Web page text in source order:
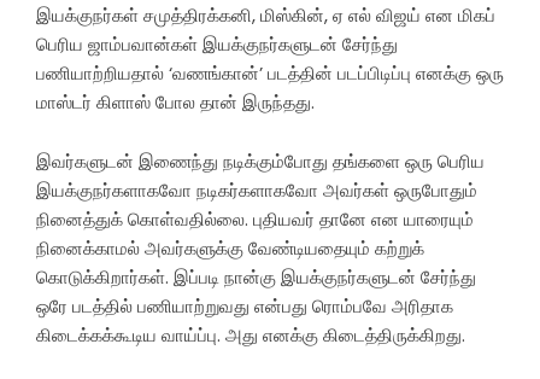
இயக்குநர்கள் சமுத்திரக்கனி, மிஸ்கின், ஏ எல் விஜய் என மிகப்
பெரிய ஜாம்பவான்கள் இயக்குநர்களுடன் சேர்ந்து
பணியாற்றியதால் ‘வணங்கான்’ படத்தின் படப்பிடிப்பு எனக்கு ஒரு
மாஸ்டர் கிளாஸ் போல தான் இருந்தது.
இவர்களுடன் இணைந்து நடிக்கும்போது தங்களை ஒரு பெரிய
இயக்குநர்களாகவோ நடிகர்களாகவோ அவர்கள் ஒருபோதும்
நினைத்துக் கொள்வதில்லை. புதியவர் தானே என யாரையும்
நினைக்காமல் அவர்களுக்கு வேண்டியதையும் கற்றுக்
கொடுக்கிறார்கள். இப்படி நான்கு இயக்குநர்களுடன் சேர்ந்து
ஒரே படத்தில் பணியாற்றுவது என்பது ரொம்பவே அரிதாக
கிடைக்கக்கூடிய வாய்ப்பு. அது எனக்கு கிடைத்திருக்கிறது.